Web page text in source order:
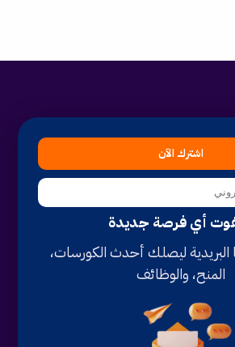
اشترك الآن
أي فرصة جديدة
البريدية ليصلك أحدث الكورسات،
المنح، والوظائف